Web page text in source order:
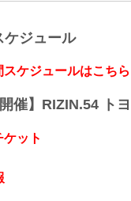
ケジュール
ケジュールはこちら
開催】RIZIN.54 ト
ット